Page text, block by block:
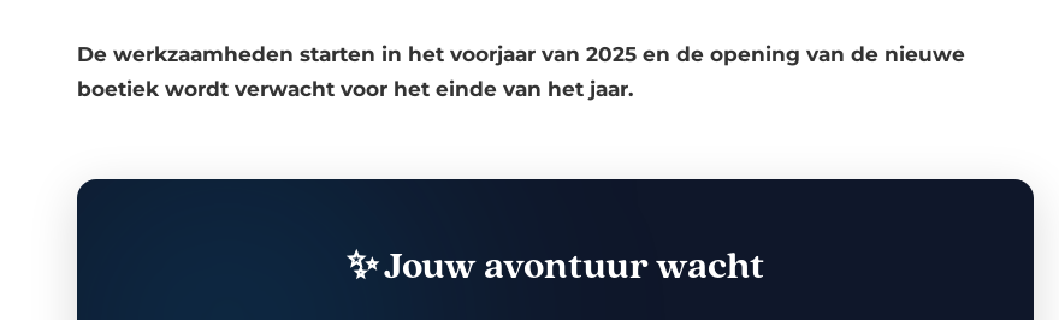
De werkzaamheden starten in het voorjaar van 2025 en de opening van de nieuwe
boetiek wordt verwacht voor het einde van het jaar.
✨ Jouw avontuur wacht